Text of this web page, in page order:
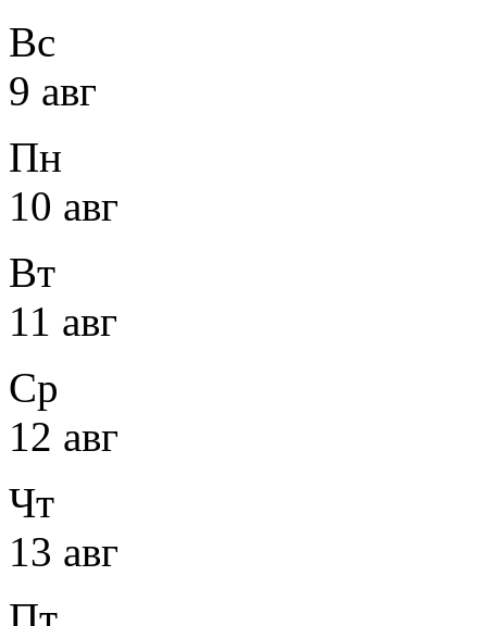
Вс
9 авг
Пн
10 авг
Вт
11 авг
Ср
12 авг
Чт
13 авг